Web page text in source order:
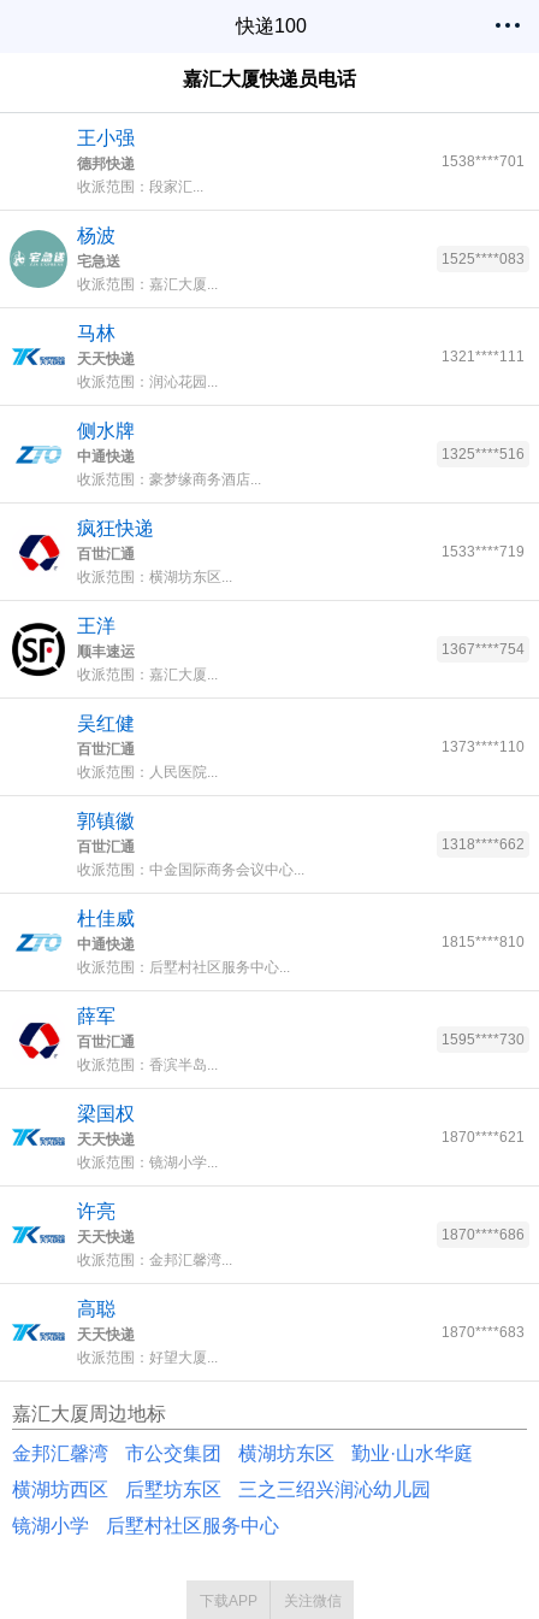
快递100
嘉汇大厦快递员电话
王小强
德邦快递
收派范围：段家汇...
1538****701
杨波
宅急送
收派范围：嘉汇大厦...
1525****083
马林
天天快递
收派范围：润沁花园...
1321****111
侧水牌
中通快递
收派范围：豪梦缘商务酒店...
1325****516
疯狂快递
百世汇通
收派范围：横湖坊东区...
1533****719
王洋
顺丰速运
收派范围：嘉汇大厦...
1367****754
吴红健
百世汇通
收派范围：人民医院...
1373****110
郭镇徽
百世汇通
收派范围：中金国际商务会议中心...
1318****662
杜佳威
中通快递
收派范围：后墅村社区服务中心...
1815****810
薛军
百世汇通
收派范围：香滨半岛...
1595****730
梁国权
天天快递
收派范围：镜湖小学...
1870****621
许亮
天天快递
收派范围：金邦汇馨湾...
1870****686
高聪
天天快递
收派范围：好望大厦...
1870****683
嘉汇大厦周边地标
金邦汇馨湾
市公交集团 横湖坊东区
勤业·山水华庭
横湖坊西区
后墅坊东区
三之三绍兴润沁幼儿园
镜湖小学
后墅村社区服务中心
下载APP 关注微信